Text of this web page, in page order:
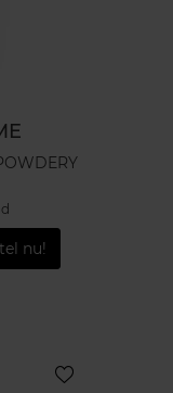
nu!